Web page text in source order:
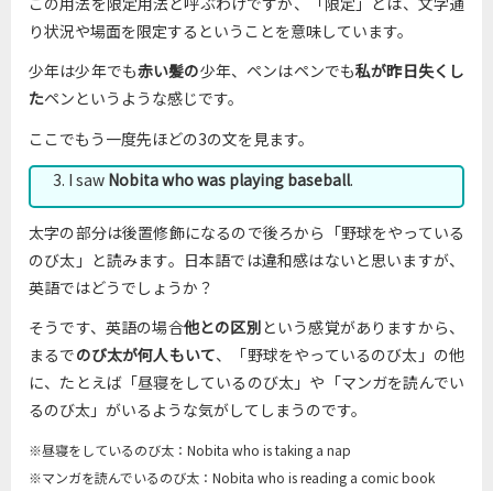
り状況や場面を限定するということを意味しています。
少年は少年でも赤い髪の少年、ペンはペンでも私が昨日失くし
たペンというような感じです。
ここでもう一度先ほどの3の文を見ます。
3. I saw Nobita who was playing baseball.
太字の部分は後置修飾になるので後ろから「野球をやっている
のび太」と読みます。日本語では違和感はないと思いますが、
英語ではどうでしょうか？
そうです、英語の場合他との区別という感覚がありますから、
まるでのび太が何人もいて、「野球をやっているのび太」の他
に、たとえば「昼寝をしているのび太」や「マンガを読んでい
るのび太」がいるような気がしてしまうのです。
※昼寝をしているのび太：Nobita who is taking a nap
※マンガを読んでいるのび太：Nobita who is reading a comic book